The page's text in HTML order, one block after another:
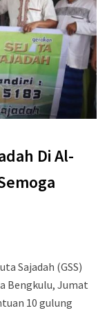
Di Al-
Sajadah (GSS)
Bengkulu, Jumat
10 gulung